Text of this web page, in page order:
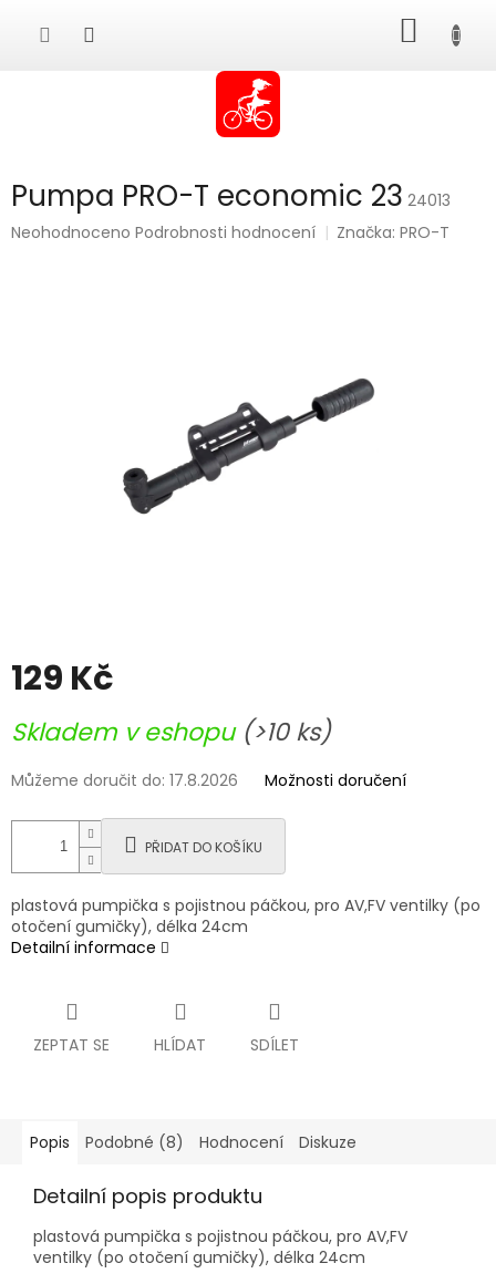
KOŠÍK
Pumpa PRO-T economic 23 24013
Průměrné
Neohodnoceno Podrobnosti hodnocení Značka:PRO-T
129 Kč
cena:
Skladem v eshopu (>10 ks)
Můžeme doručit do: 17.8.2026 Možnosti doručení
PŘIDAT DO KOŠÍKU
plastová pumpička s pojistnou páčkou, pro AV,FV ventilky (po
otočení gumičky), délka 24cm
Detailní informace
ZEPTAT SE HLÍDAT SDÍLET
Popis Podobné (8) Hodnocení Diskuze
Detailní popis produktu
plastová pumpička s pojistnou páčkou, pro AV,FV
ventilky (po otočení gumičky), délka 24cm